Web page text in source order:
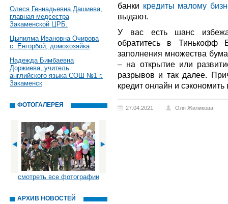
Олеся Геннадьевна Дашиева,
главная медсестра
Закаменской ЦРБ.
Цыпилма Ивановна Очирова
с. Енгорбой, домохозяйка
Надежда Бимбаевна
Доржиева, учитель
английского языка СОШ №1 г.
Закаменск
ФОТОГАЛЕРЕЯ
смотреть все фотографии
АРХИВ НОВОСТЕЙ
банки кредиты малому
выдают.
У вас есть шанс
обратитесь в Тинькофф
заполнения множества
– на открытие или
разрывов и так далее.
кредит онлайн и
27.04.2021 Оля Жиликова